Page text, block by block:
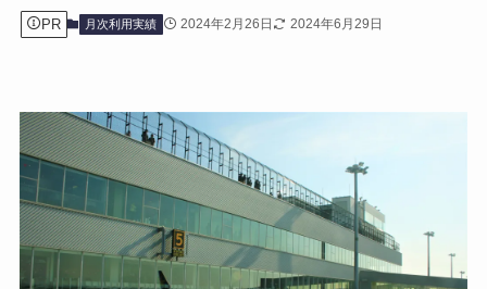
PR 月次利用実績 2024年2月26日 2024年6月29日